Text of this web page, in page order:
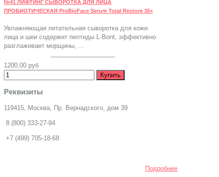
№41 ЛИФТИНГ СЫВОРОТКА ДЛЯ ЛИЦА
ПРОБИОТИЧЕСКАЯ ProBioFace Serum Total Restore 35+
Увлажняющая питательная сыворотка для кожи
лица и шеи содержит пептиды L-Bont, эффективно
разглаживает морщины, ...
1200,00 руб
Реквизиты
119415, Москва, Пр. Вернадского, дом 39
8 (800) 333-27-94
+7 (499) 705-18-68
Подробнее